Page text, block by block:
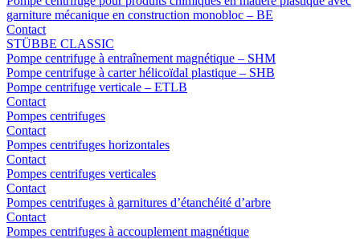
garniture mécanique en construction monobloc – BE
Contact
STÜBBE CLASSIC
Pompe centrifuge à entraînement magnétique – SHM
Pompe centrifuge à carter hélicoïdal plastique – SHB
Pompe centrifuge verticale – ETLB
Contact
Pompes centrifuges
Contact
Pompes centrifuges horizontales
Contact
Pompes centrifuges verticales
Contact
Pompes centrifuges à garnitures d’étanchéité d’arbre
Contact
Pompes centrifuges à accouplement magnétique